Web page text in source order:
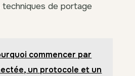
de portage
commencer par
un protocole et un